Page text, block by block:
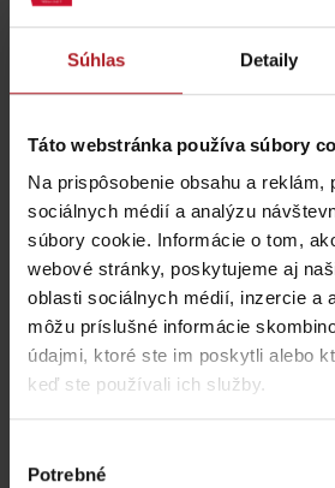
Súhlas Detaily
Táto webstránka používa súbory
Na prispôsobenie obsahu a
sociálnych médií a analýzu
súbory cookie. Informácie o tom,
webové stránky, poskytujeme aj
oblasti sociálnych médií, inzercie a
môžu príslušné informácie
údajmi, ktoré ste im poskytli alebo
keď ste používali ich služby.
súhlasu
Potrebné
Otvorenie je o 10 hod., ale kde je zraz, nie je
je prístup? z Partizánskej Ľupče?, alebo
Autobusový spoj ide len do Partizánskej
km po ceste.Ako sa tam dostane bežný
Ďakujem za odpoveď
Kde jesť a piť v blízkosti: